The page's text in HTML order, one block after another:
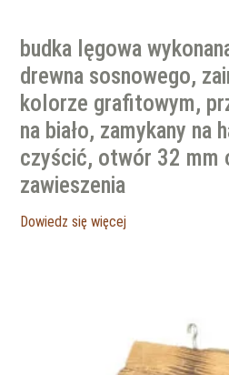
budka lęgowa
drewna sosnowego,
kolorze grafitowym,
na biało, zamykany na
czyścić, otwór 32 mm
zawieszenia
Dowiedz się więcej